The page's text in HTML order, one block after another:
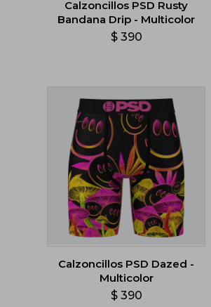
Calzoncillos PSD Rusty
Bandana Drip - Multicolor
$ 390
Calzoncillos PSD Dazed -
Multicolor
$ 390